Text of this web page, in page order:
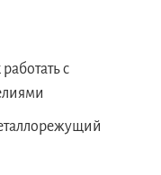
работать с